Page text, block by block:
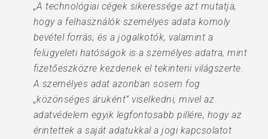
„A technológiai cégek sikeressége azt mutatja,
hogy a felhasználók személyes adata komoly
bevétel forrás, és a jogalkotók, valamint a
felügyeleti hatóságok is a személyes adatra, mint
fizetőeszközre kezdenek el tekinteni világszerte.
A személyes adat azonban sosem fog
„közönséges áruként” viselkedni, mivel az
adatvédelem egyik legfontosabb pillére, hogy az
érintettek a saját adatukkal a jogi kapcsolatot